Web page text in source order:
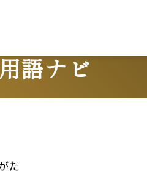
語ナビ
た